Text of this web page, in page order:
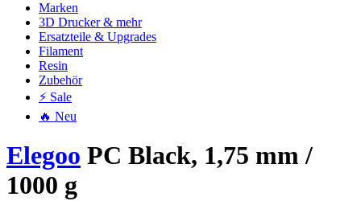
Marken
3D Drucker & mehr
Ersatzteile & Upgrades
Filament
Resin
Zubehör
⚡ Sale
🔥 Neu
Elegoo PC Black, 1,75 mm /
1000 g